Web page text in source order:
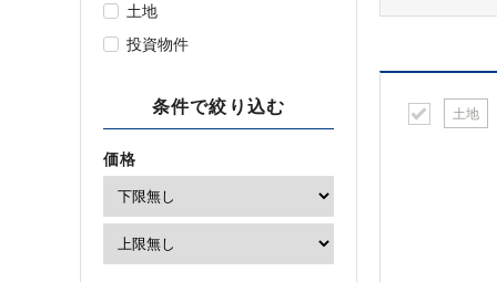
土地
投資物件
条件で絞り込む
価格
土地